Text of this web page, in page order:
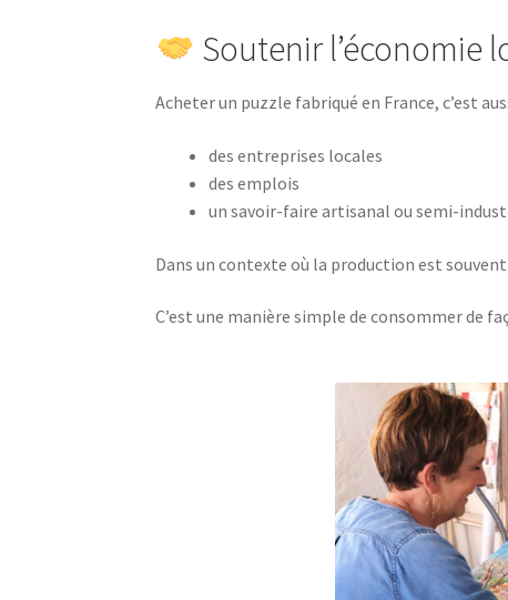
Soutenir l’économie
Acheter un puzzle fabriqué en France, c’est
des entreprises locales
des emplois
un savoir-faire artisanal ou semi-
Dans un contexte où la production est
C’est une manière simple de consommer de